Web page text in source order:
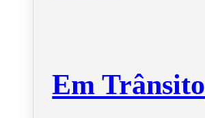
Em Trânsito